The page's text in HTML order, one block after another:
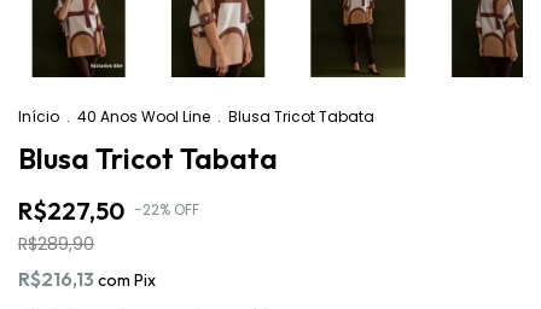
Início . 40 Anos Wool Line . Blusa Tricot Tabata
Blusa Tricot Tabata
R$227,50 -22% OFF
R$289,90
R$216,13 com Pix